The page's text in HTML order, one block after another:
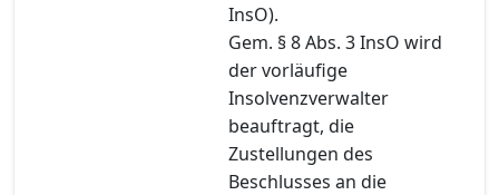
InsO).
Gem. § 8 Abs. 3 InsO wird
der vorläufige
Insolvenzverwalter
beauftragt, die
Zustellungen des
Beschlusses an die